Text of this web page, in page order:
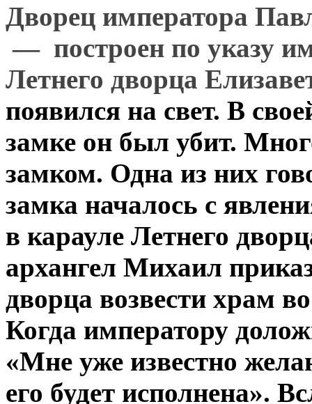
Дворец императора
— построен по указу
Летнего дворца
появился на свет. В
замке он был убит.
замком. Одна из них
замка началось с
в карауле Летнего
архангел Михаил
дворца возвести храм
Когда императору
«Мне уже известно
его будет исполнена».